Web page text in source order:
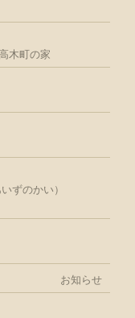
木町の家
ずのかい）
お知らせ